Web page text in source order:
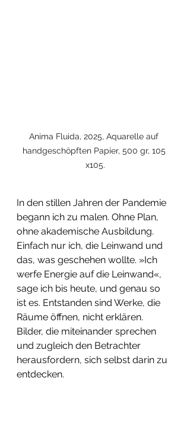
Anima Fluida, 2025, Aquarelle auf
handgeschöpften Papier, 500 gr, 105
x105.
In den stillen Jahren der Pandemie
begann ich zu malen. Ohne Plan,
ohne akademische Ausbildung.
Einfach nur ich, die Leinwand und
das, was geschehen wollte. »Ich
werfe Energie auf die Leinwand«,
sage ich bis heute, und genau so
ist es. Entstanden sind Werke, die
Räume öffnen, nicht erklären.
Bilder, die miteinander sprechen
und zugleich den Betrachter
herausfordern, sich selbst darin zu
entdecken.